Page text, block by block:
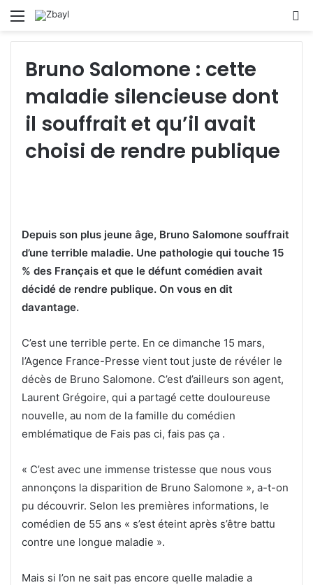
Menu
Bruno Salomone : cette
maladie silencieuse dont
il souffrait et qu’il avait
choisi de rendre publique
Depuis son plus jeune âge, Bruno Salomone souffrait
d’une terrible maladie. Une pathologie qui touche 15
% des Français et que le défunt comédien avait
décidé de rendre publique. On vous en dit
davantage.
C’est une terrible perte. En ce dimanche 15 mars,
l’Agence France-Presse vient tout juste de révéler le
décès de Bruno Salomone. C’est d’ailleurs son agent,
Laurent Grégoire, qui a partagé cette douloureuse
nouvelle, au nom de la famille du comédien
emblématique de Fais pas ci, fais pas ça .
« C’est avec une immense tristesse que nous vous
annonçons la disparition de Bruno Salomone », a-t-on
pu découvrir. Selon les premières informations, le
comédien de 55 ans « s’est éteint après s’être battu
contre une longue maladie ».
Mais si l’on ne sait pas encore quelle maladie a